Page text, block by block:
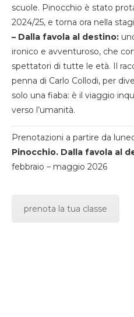
scuole. Pinocchio è stato
2024/25, e torna ora nella
– Dalla favola al destino:
ironico e avventuroso, che
spettatori di tutte le età. Il
penna di Carlo Collodi, per
solo una fiaba: è il viaggio
verso l’umanità.
Prenotazioni a partire da
Pinocchio. Dalla favola al
febbraio – maggio 2026
prenota la tua classe